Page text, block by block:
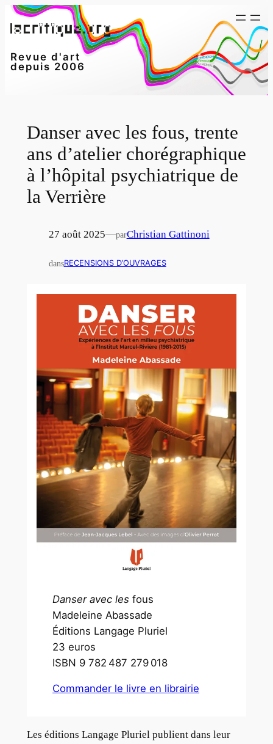
Aller
au
Revue d'art
depuis 2006
Danser avec les fous, trente
ans d’atelier chorégraphique
à l’hôpital psychiatrique de
la Verrière
27 août 2025—parChristian Gattinoni
dansRECENSIONS D’OUVRAGES
Danser avec les fous
Madeleine Abassade
Éditions Langage Pluriel
23 euros
ISBN 9 782 487 279 018
Commander le livre en librairie
Les éditions Langage Pluriel publient dans leur